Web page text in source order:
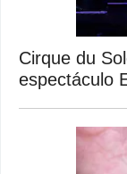
Cirque du
espectáculo